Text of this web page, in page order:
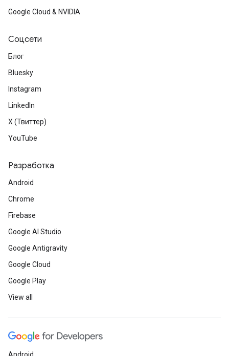
Google Cloud & NVIDIA
Соцсети
Блог
Bluesky
Instagram
LinkedIn
X (Твиттер)
YouTube
Разработка
Android
Chrome
Firebase
Google AI Studio
Google Antigravity
Google Cloud
Google Play
View all